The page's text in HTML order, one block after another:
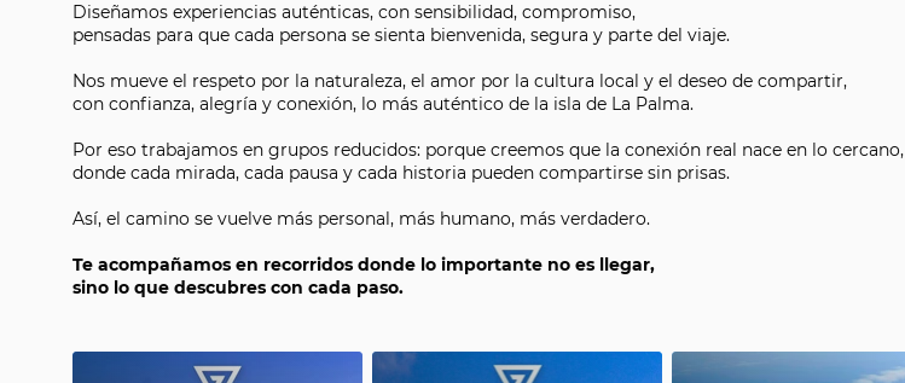
Diseñamos experiencias auténticas, con sensibilidad, compromiso,
pensadas para que cada persona se sienta bienvenida, segura y parte del viaje.
Nos mueve el respeto por la naturaleza, el amor por la cultura local y el deseo de compartir,
con confianza, alegría y conexión, lo más auténtico de la isla de La Palma.
Por eso trabajamos en grupos reducidos: porque creemos que la conexión real nace en lo cercano,
donde cada mirada, cada pausa y cada historia pueden compartirse sin prisas.
Así, el camino se vuelve más personal, más humano, más verdadero.
Te acompañamos en recorridos donde lo importante no es llegar,
sino lo que descubres con cada paso.